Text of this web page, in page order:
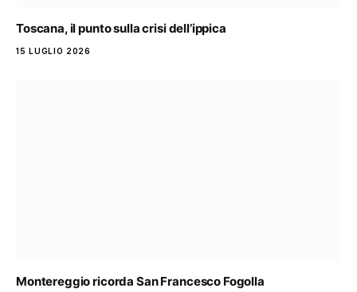
Toscana, il punto sulla crisi dell’ippica
15 LUGLIO 2026
Montereggio ricorda San Francesco Fogolla